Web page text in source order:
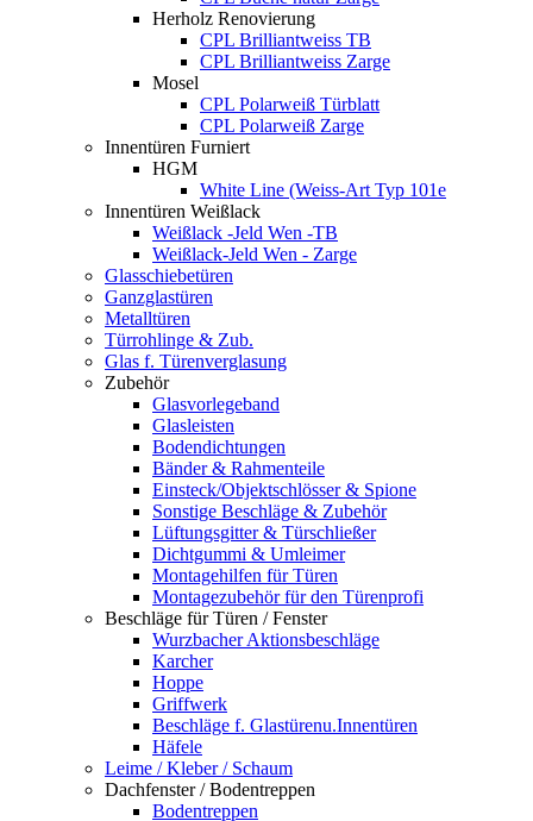
Herholz Renovierung
CPL Brilliantweiss TB
CPL Brilliantweiss Zarge
Mosel
CPL Polarweiß Türblatt
CPL Polarweiß Zarge
Innentüren Furniert
HGM
White Line (Weiss-Art Typ 101e
Innentüren Weißlack
Weißlack -Jeld Wen -TB
Weißlack-Jeld Wen - Zarge
Glasschiebetüren
Ganzglastüren
Metalltüren
Türrohlinge & Zub.
Glas f. Türenverglasung
Zubehör
Glasvorlegeband
Glasleisten
Bodendichtungen
Bänder & Rahmenteile
Einsteck/Objektschlösser & Spione
Sonstige Beschläge & Zubehör
Lüftungsgitter & Türschließer
Dichtgummi & Umleimer
Montagehilfen für Türen
Montagezubehör für den Türenprofi
Beschläge für Türen / Fenster
Wurzbacher Aktionsbeschläge
Karcher
Hoppe
Griffwerk
Beschläge f. Glastürenu.Innentüren
Häfele
Leime / Kleber / Schaum
Dachfenster / Bodentreppen
Bodentreppen